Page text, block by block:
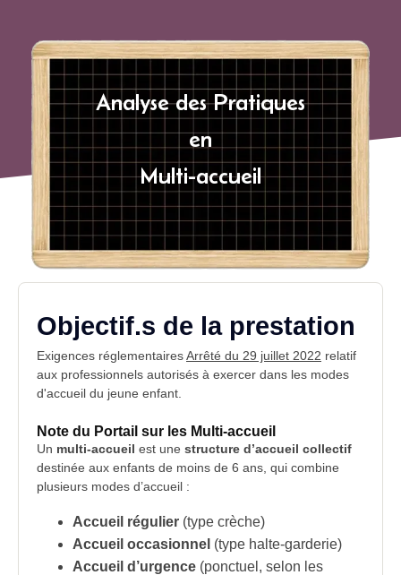
Analyse des Pratiques
en
Multi-accueil
Objectif.s de la prestation
Exigences réglementairesArrêté du 29 juillet 2022 relatif
aux professionnels autorisés à exercer dans les modes
d'accueil du jeune enfant
Note du Portail sur les Multi-accueil
Un multi-accueil est une structure d’accueil collectif
destinée aux enfants de moins de 6 ans, qui combine
plusieurs modes d’accueil :
Accueil régulier (type crèche)
Accueil occasionnel (type halte-garderie)
Accueil d’urgence (ponctuel, selon les